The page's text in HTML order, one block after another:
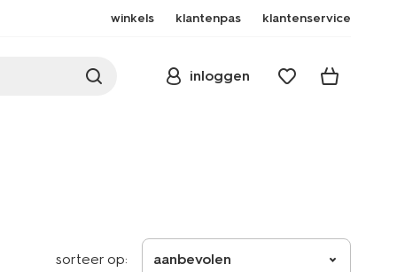
winkels klantenpas klantenservice
inloggen
sorteer op: aanbevolen